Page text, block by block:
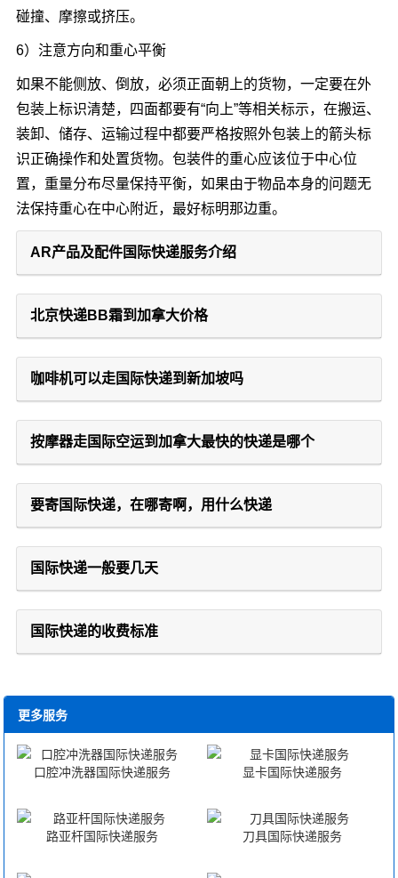
碰撞、摩擦或挤压。
6）注意方向和重心平衡
如果不能侧放、倒放，必须正面朝上的货物，一定要在外
包装上标识清楚，四面都要有“向上”等相关标示，在搬运、
装卸、储存、运输过程中都要严格按照外包装上的箭头标
识正确操作和处置货物。包装件的重心应该位于中心位
置，重量分布尽量保持平衡，如果由于物品本身的问题无
法保持重心在中心附近，最好标明那边重。
AR产品及配件国际快递服务介绍
北京快递BB霜到加拿大价格
咖啡机可以走国际快递到新加坡吗
按摩器走国际空运到加拿大最快的快递是哪个
要寄国际快递，在哪寄啊，用什么快递
国际快递一般要几天
国际快递的收费标准
更多服务
口腔冲洗器国际快递服务 显卡国际快递服务
路亚杆国际快递服务 刀具国际快递服务